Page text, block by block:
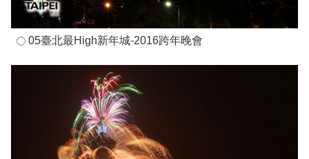
05臺北最High新年城-2016跨年晚會